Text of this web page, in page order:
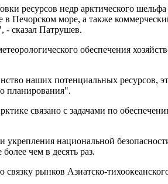
ресурсов недр арктического
море, а также
- сказал Патрушев.
обеспечения
наших потенциальных ресурсов,
планирования".
связано с задачами по
национальной
чем в десять раз.
рынков Азиатско-